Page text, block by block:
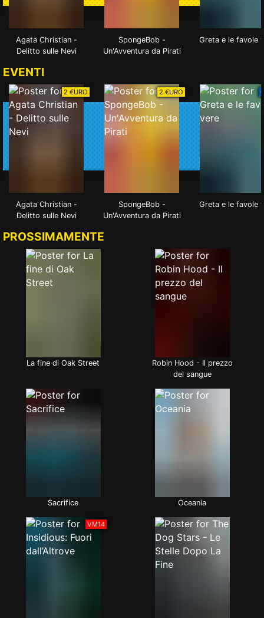
Agata Christian -
Delitto sulle Nevi
SpongeBob -
Un'Avventura da Pirati
Greta e le favole
EVENTI
2 €URO
Agata Christian -
Delitto sulle Nevi
2 €URO
SpongeBob -
Un'Avventura da Pirati
Greta e le favole
PROSSIMAMENTE
La fine di Oak Street
Robin Hood - Il prezzo
del sangue
Sacrifice Oceania
VM14